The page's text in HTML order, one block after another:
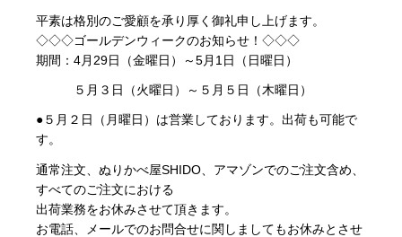
平素は格別のご愛顧を承り厚く御礼申し上げます。
◇◇◇ゴールデンウィークのお知らせ！◇◇◇
期間：4月29日（金曜日）～5月1日（日曜日）
５月３日（火曜日）～５月５日（木曜日）
●５月２日（月曜日）は営業しております。出荷も可能で
す。
通常注文、ぬりかべ屋SHIDO、アマゾンでのご注文含め、
すべてのご注文における
出荷業務をお休みさせて頂きます。
お電話、メールでのお問合せに関しましてもお休みとさせ